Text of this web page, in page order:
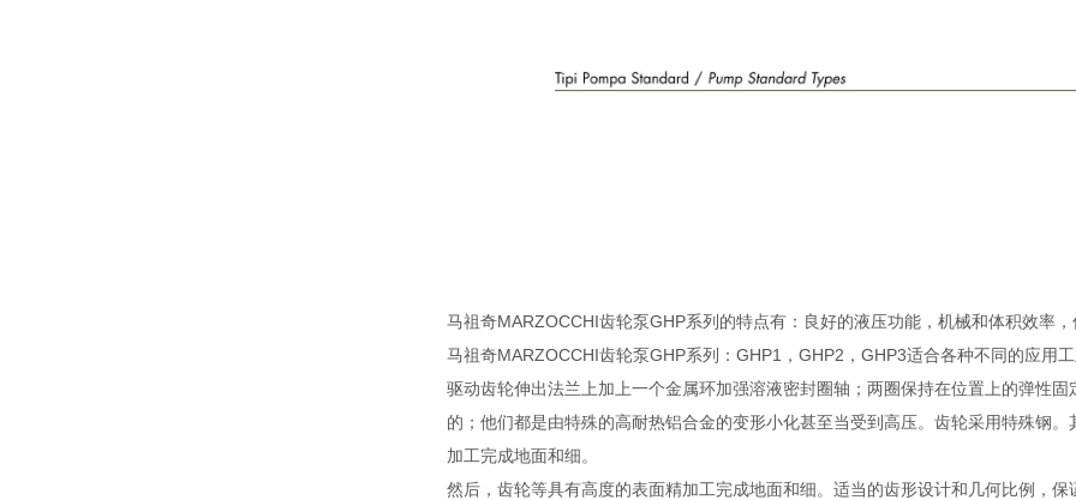
马祖奇MARZOCCHI齿轮泵GHP系列的特点有：良好的液压功能，机械和体积效率
马祖奇MARZOCCHI齿轮泵GHP系列：GHP1，GHP2，GHP3适合各种不同的应用
驱动齿轮伸出法兰上加上一个金属环加强溶液密封圈轴；两圈保持在位置上的弹性
的；他们都是由特殊的高耐热铝合金的变形小化甚至当受到高压。齿轮采用特殊钢
加工完成地面和细。
然后，齿轮等具有高度的表面精加工完成地面和细。适当的齿形设计和几何比例，